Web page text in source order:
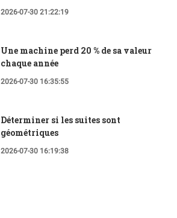
2026-07-30 21:22:19
Une machine perd 20 % de sa valeur
chaque année
2026-07-30 16:35:55
Déterminer si les suites sont
géométriques
2026-07-30 16:19:38